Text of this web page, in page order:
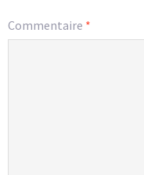
Commentaire *